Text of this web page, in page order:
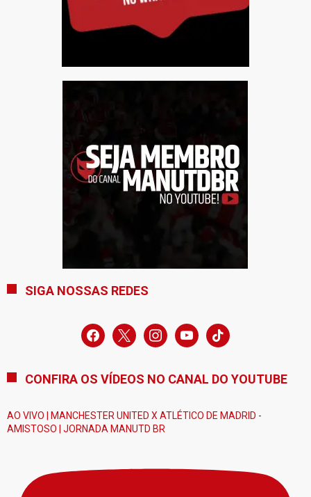
SIGA NOSSAS REDES
facebook
x instagramyoutubetiktok
CONFIRA OS VÍDEOS NO CANAL DO YOUTUBE
AO VIVO | MANCHESTER UNITED X ATLÉTICO DE MADRID -
AMISTOSO | JORNADA MANUTD BR